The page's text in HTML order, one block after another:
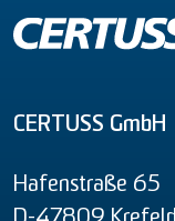
CERTUSS GmbH
Hafenstraße 65